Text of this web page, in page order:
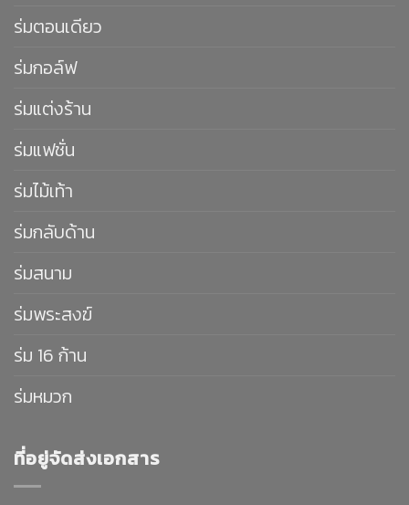
ร่มตอนเดียว
ร่มกอล์ฟ
ร่มแต่งร้าน
ร่มแฟชั่น
ร่มไม้เท้า
ร่มกลับด้าน
ร่มสนาม
ร่มพระสงฆ์
ร่ม 16 ก้าน
ร่มหมวก
ที่อยู่จัดส่งเอกสาร